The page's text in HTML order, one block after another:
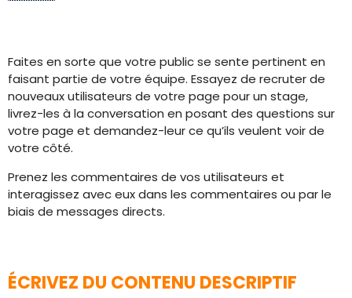
Faites en sorte que votre public se sente pertinent en
faisant partie de votre équipe. Essayez de recruter de
nouveaux utilisateurs de votre page pour un stage,
livrez-les à la conversation en posant des questions sur
votre page et demandez-leur ce qu’ils veulent voir de
votre côté.
Prenez les commentaires de vos utilisateurs et
interagissez avec eux dans les commentaires ou par le
biais de messages directs.
ÉCRIVEZ DU CONTENU DESCRIPTIF